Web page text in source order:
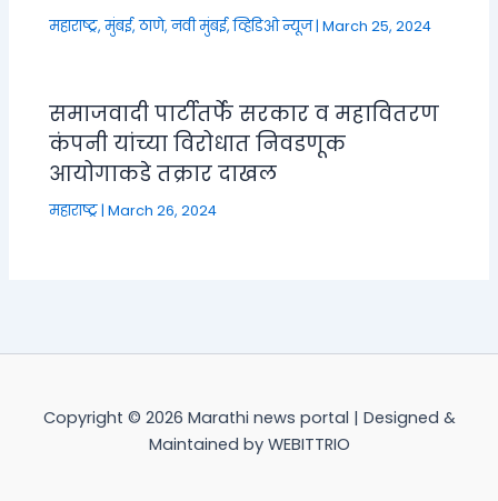
महाराष्ट्र,मुंबई, ठाणे, नवी मुंबई,व्हिडिओ न्यूज|March 25, 2024
समाजवादी पार्टीतर्फे सरकार व महावितरण
कंपनी यांच्या विरोधात निवडणूक
आयोगाकडे तक्रार दाखल
महाराष्ट्र |March 26, 2024
Copyright © 2026 Marathi news portal | Designed &
Maintained by WEBITTRIO